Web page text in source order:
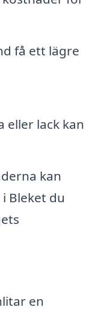
få ett lägre
eller lack kan
kan
Bleket du
en